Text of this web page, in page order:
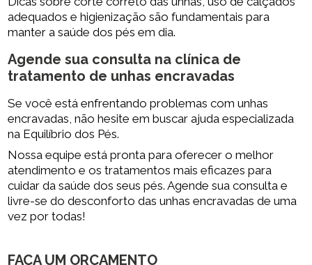
adequados e higienização são fundamentais para
manter a saúde dos pés em dia.
Agende sua consulta na clínica de
tratamento de unhas encravadas
Se você está enfrentando problemas com unhas
encravadas, não hesite em buscar ajuda especializada
na Equilíbrio dos Pés.
Nossa equipe está pronta para oferecer o melhor
atendimento e os tratamentos mais eficazes para
cuidar da saúde dos seus pés. Agende sua consulta e
livre-se do desconforto das unhas encravadas de uma
vez por todas!
FAÇA UM ORÇAMENTO